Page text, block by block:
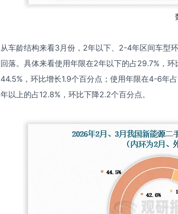
从车龄结构来看3月份，2年以下、2-4年区间车型
回落。具体来看使用年限在2年以下的占29.7%，
44.5%，环比增长1.9个百分点；使用年限在4-6年
年以上的占12.8%，环比下降2.2个百分点。